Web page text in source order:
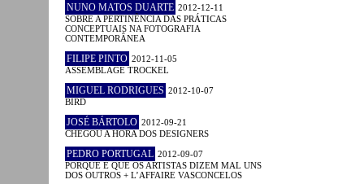
NUNO MATOS DUARTE 2012-12-11
SOBRE A PERTINÊNCIA DAS PRÁTICAS
CONCEPTUAIS NA FOTOGRAFIA
CONTEMPORÂNEA
FILIPE PINTO 2012-11-05
ASSEMBLAGE TROCKEL
MIGUEL RODRIGUES 2012-10-07
BIRD
JOSÉ BÁRTOLO 2012-09-21
CHEGOU A HORA DOS DESIGNERS
PEDRO PORTUGAL 2012-09-07
PORQUE É QUE OS ARTISTAS DIZEM MAL UNS
DOS OUTROS + L’AFFAIRE VASCONCELOS